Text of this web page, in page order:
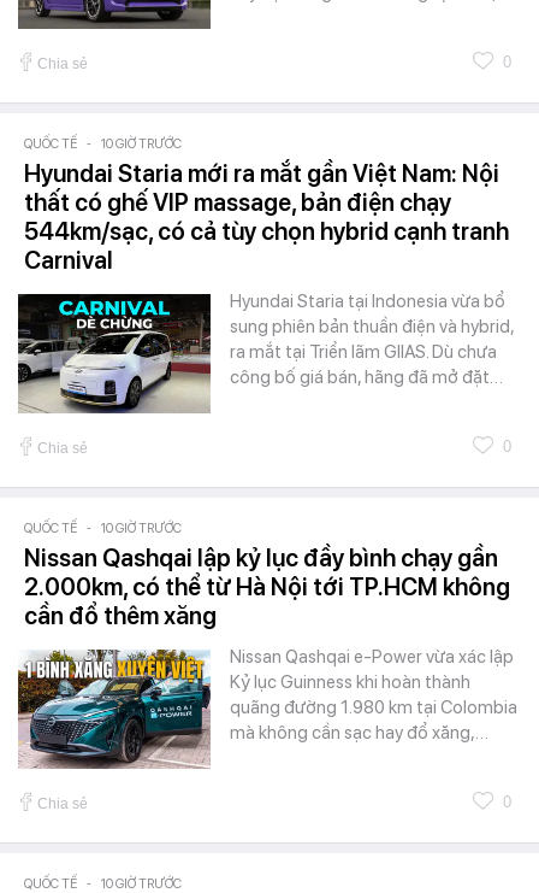
Chia sẻ 0
QUỐC TẾ - 10 GIỜ TRƯỚC
Hyundai Staria mới ra mắt gần Việt Nam: Nội
thất có ghế VIP massage, bản điện chạy
544km/sạc, có cả tùy chọn hybrid cạnh tranh
Carnival
Hyundai Staria tại Indonesia vừa bổ
sung phiên bản thuần điện và hybrid,
ra mắt tại Triển lãm GIIAS. Dù chưa
công bố giá bán, hãng đã mở đặt…
Chia sẻ 0
QUỐC TẾ - 10 GIỜ TRƯỚC
Nissan Qashqai lập kỷ lục đầy bình chạy gần
2.000km, có thể từ Hà Nội tới TP.HCM không
cần đổ thêm xăng
Nissan Qashqai e-Power vừa xác lập
Kỷ lục Guinness khi hoàn thành
quãng đường 1.980 km tại Colombia
mà không cần sạc hay đổ xăng,…
Chia sẻ 0
QUỐC TẾ - 10 GIỜ TRƯỚC